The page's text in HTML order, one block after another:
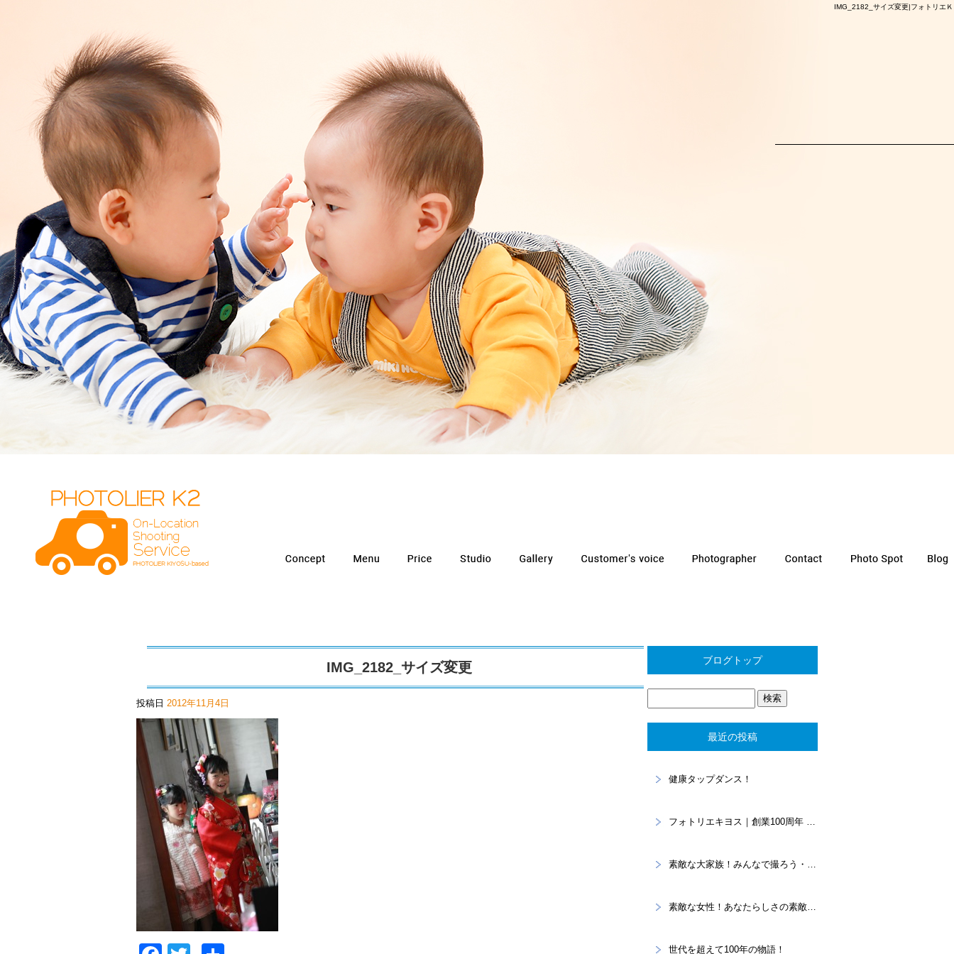
IMG_2182_サイズ変更|フォトリエ
IMG_2182_サイズ変更
投稿日 2012年11月4日
ブログトップ
最近の投稿
健康タップダンス！
フォトリエキヨス｜創業100周年 “あなたらしさ”を写真に残すスタジオ
素敵な大家族！みんなで撮ろう・・・家族記念。
素敵な女性！あなたらしさの素敵を大切に！プロフィール撮影
世代を超えて100年の物語！